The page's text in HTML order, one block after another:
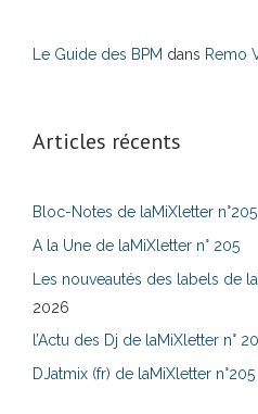
Le Guide des BPM dans Remo
Articles récents
Bloc-Notes de laMiXletter n°205
A la Une de laMiXletter n° 205
Les nouveautés des labels de
2026
l’Actu des Dj de laMiXletter n°
DJatmix (fr) de laMiXletter n°205